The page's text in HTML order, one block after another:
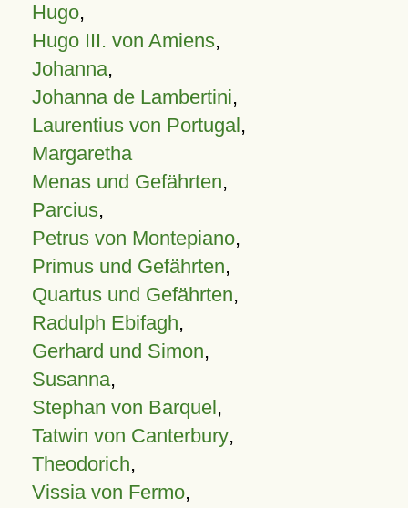
Hugo,
Hugo III. von Amiens,
Johanna,
Johanna de Lambertini,
Laurentius von Portugal,
Margaretha
Menas und Gefährten,
Parcius,
Petrus von Montepiano,
Primus und Gefährten,
Quartus und Gefährten,
Radulph Ebifagh,
Gerhard und Simon,
Susanna,
Stephan von Barquel,
Tatwin von Canterbury,
Theodorich,
Vissia von Fermo,